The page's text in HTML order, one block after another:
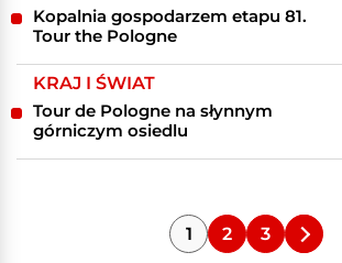
Kopalnia gospodarzem etapu 81.
Tour the Pologne
KRAJ I ŚWIAT
Tour de Pologne na słynnym
górniczym osiedlu
1 2 3